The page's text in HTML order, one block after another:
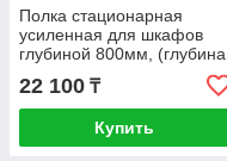
Полка стационарная
усиленная для шкафов
глубиной 800мм, (глубина
полки 550мм)
распределенная нагрузка
120кг, ц
22 100 ₸
Купить